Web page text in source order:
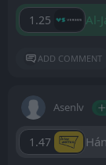
1.25 Al-
ADD COMMENT
Asenlv
1.47